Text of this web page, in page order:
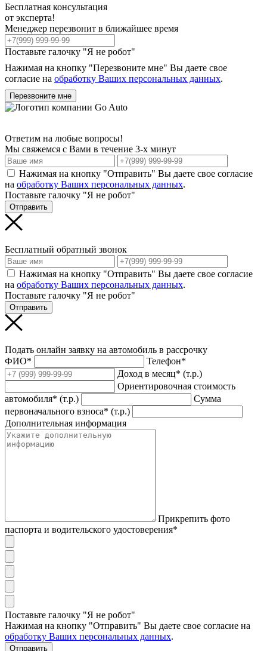
Бесплатная консультация
от эксперта!
Менеджер перезвонит в ближайшее время
Поставьте галочку "Я не робот"
Нажимая на кнопку "Перезвоните мне" Вы даете свое
согласие на обработку Ваших персональных данных.
Перезвоните мне
Ответим на любые вопросы!
Мы свяжемся с Вами в течение 3-х минут
Нажимая на кнопку "Отправить" Вы даете свое согласие
на обработку Ваших персональных данных.
Поставьте галочку "Я не робот"
Отправить
Бесплатный обратный звонок
Нажимая на кнопку "Отправить" Вы даете свое согласие
на обработку Ваших персональных данных.
Поставьте галочку "Я не робот"
Отправить
Подать онлайн заявку на автомобиль в рассрочку
ФИО*
Телефон*
Доход в месяц* (т.р.)
Ориентировочная стоимость
автомобиля* (т.р.)
Сумма
первоначального взноса* (т.р.)
Дополнительная информация
Прикрепить фото
паспорта и водительского удостоверения*
Поставьте галочку "Я не робот"
Нажимая на кнопку "Отправить" Вы даете свое согласие на
обработку Ваших персональных данных.
Отправить